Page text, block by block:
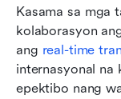
Kasama sa mga
kolaborasyon
ang real-time
internasyonal na
epektibo nang